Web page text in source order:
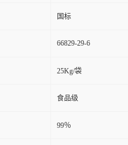
国标
66829-29-6
25Kg/袋
食品级
99％